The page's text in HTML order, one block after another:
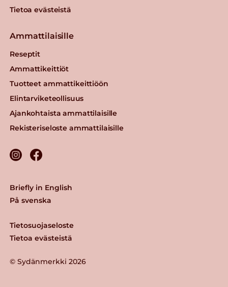
Tietoa evästeistä
Ammattilaisille
Reseptit
Ammattikeittiöt
Tuotteet ammattikeittiöön
Elintarviketeollisuus
Ajankohtaista ammattilaisille
Rekisteriseloste ammattilaisille
© Sydänmerkki 2026
Tietosuojaseloste
Tietoa evästeistä
Briefly in English
På svenska